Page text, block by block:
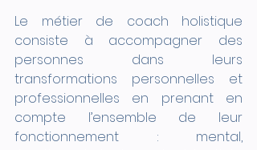
Le métier de coach holistique
consiste à accompagner des
personnes dans leurs
transformations personnelles et
professionnelles en prenant en
compte l’ensemble de leur
fonctionnement : mental,